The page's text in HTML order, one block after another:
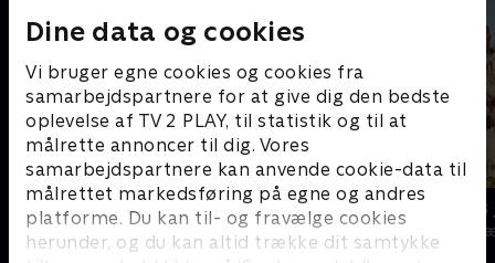
Dine data og cookies
Vi bruger egne cookies og cookies fra
samarbejdspartnere for at give dig den bedste
oplevelse af TV 2 PLAY, til statistik og til at
målrette annoncer til dig. Vores
samarbejdspartnere kan anvende cookie-data til
målrettet markedsføring på egne og andres
platforme. Du kan til- og fravælge cookies
herunder, og du kan altid trække dit samtykke
Danmarks dummeste
TV-Shows • 1 sæsoner
24
TV-Shows • 1